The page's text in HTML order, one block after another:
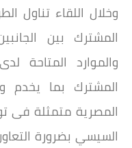
وخلال اللقاء تناول
المشترك بين
والموارد المتاحة
المشترك بما يخدم
المصرية متمثلة فى
السيسي بضرورة